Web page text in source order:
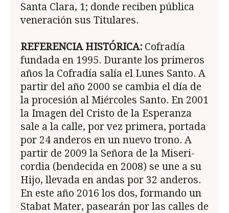
Santa Clara, 1; donde reci­ben pública
veneración sus Titulares.
REFERENCIA HISTÓRICA: Cofradía
fundada en 1995. Durante los primeros
años la Cofradía salía el Lunes Santo. A
partir del año 2000 se cambia el día de
la procesión al Miércoles Santo. En 2001
la Imagen del Cristo de la Esperanza
sale a la calle, por vez primera, portada
por 24 anderos en un nuevo trono. A
partir de 2009 la Señora de la Miseri­
cordia (bendecida en 2008) se une a su
Hijo, llevada en andas por 32 anderos.
En este año 2016 los dos, formando un
Stabat Mater, pasea­rán por las calles de